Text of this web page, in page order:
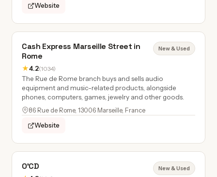
Website
Cash Express Marseille Street in
Rome
★4.2(1034)
New & Used
The Rue de Rome branch buys and sells audio
equipment and music-related products, alongside
phones, computers, games, jewelry and other goods.
86 Rue de Rome, 13006 Marseille, France
Website
O'CD New & Used